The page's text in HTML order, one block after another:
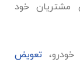
مشتریان خود
تعویض